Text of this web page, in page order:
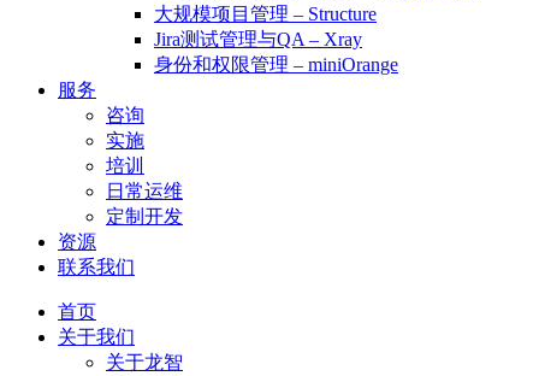
大规模项目管理 – Structure
Jira测试管理与QA – Xray
身份和权限管理 – miniOrange
服务
咨询
实施
培训
日常运维
定制开发
资源
联系我们
首页
关于我们
关于龙智